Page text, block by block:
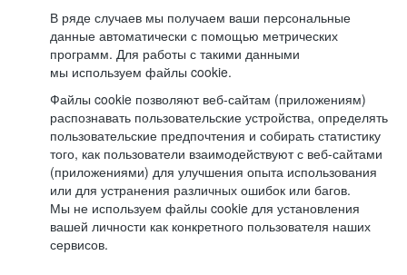
В ряде случаев мы получаем ваши персональные
данные автоматически с помощью метрических
программ. Для работы с такими данными
мы используем файлы cookie.
Файлы cookie позволяют веб-сайтам (приложениям)
распознавать пользовательские устройства, определять
пользовательские предпочтения и собирать статистику
того, как пользователи взаимодействуют с веб-сайтами
(приложениями) для улучшения опыта использования
или для устранения различных ошибок или багов.
Мы не используем файлы cookie для установления
вашей личности как конкретного пользователя наших
сервисов.